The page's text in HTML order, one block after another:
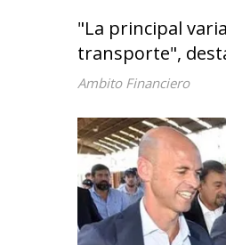
"La principal
transporte",
Ambito Financiero